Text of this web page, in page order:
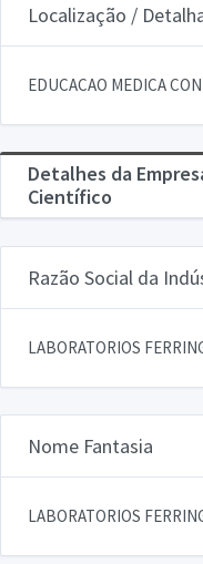
Localização /
EDUCACAO MEDICA
Detalhes da
Científico
Razão Social da
LABORATORIOS
Nome Fantasia
LABORATORIOS